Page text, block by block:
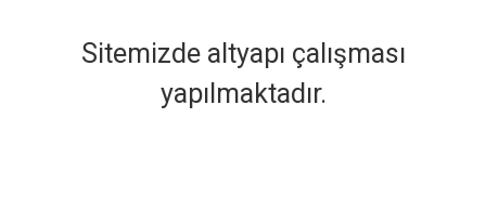
Sitemizde altyapı çalışması
yapılmaktadır.